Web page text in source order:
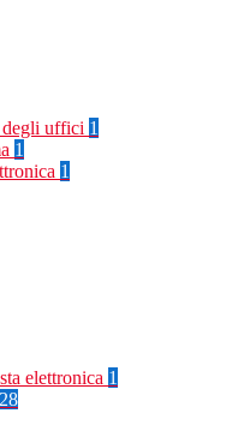
uffici 1
1
1
elettronica 1
28